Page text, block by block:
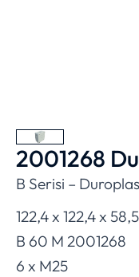
2001268
B Serisi –
122,4 x 122,4 x
B 60 M 2001268
6 x M25